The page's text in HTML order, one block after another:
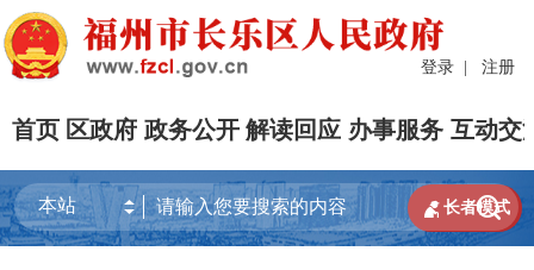
登录 | 注册
首页 区政府 政务公开 解读回应 办事服务 互动交

 长者模式